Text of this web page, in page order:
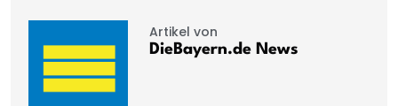
Artikel von
DieBayern.de News